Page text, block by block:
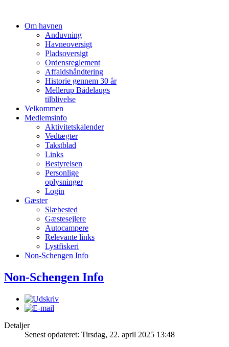
Om havnen
Anduvning
Havneoversigt
Pladsoversigt
Ordensreglement
Affaldshåndtering
Historie gennem 30 år
Mellerup Bådelaugs
tilblivelse
Velkommen
Medlemsinfo
Aktivitetskalender
Vedtægter
Takstblad
Links
Bestyrelsen
Personlige
oplysninger
Login
Gæster
Slæbested
Gæstesejlere
Autocampere
Relevante links
Lystfiskeri
Non-Schengen Info
Non-Schengen Info
Detaljer
Senest opdateret: Tirsdag, 22. april 2025 13:48